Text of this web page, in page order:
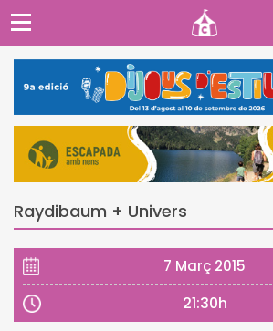
Raydibaum + Univers
7 Març 2015
21:30h